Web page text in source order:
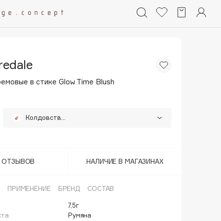
в стике Glow Time Blush
ОТЗЫВОВ НАЛИЧИЕ В МАГАЗИНАХ
ПРИМЕНЕНИЕ БРЕНД СОСТАВ
7,5г
Румяна